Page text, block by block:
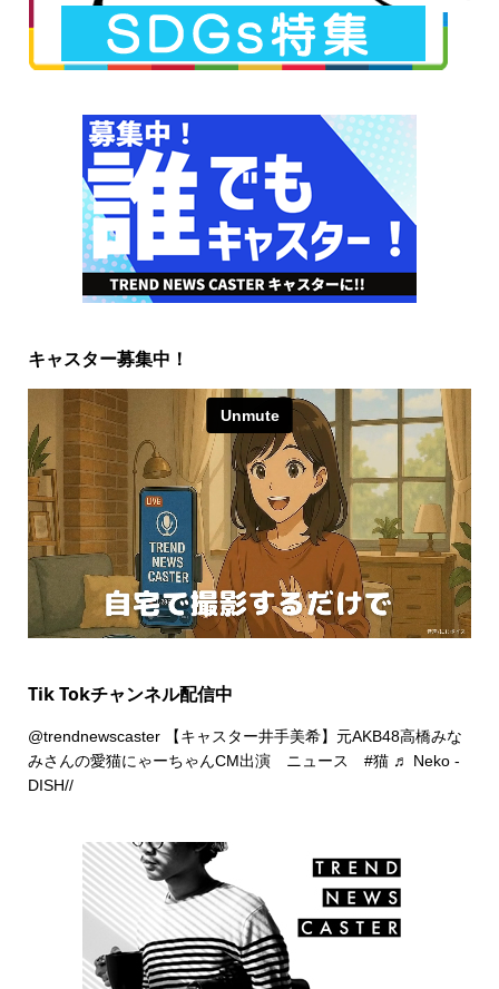
キャスター募集中！
Tik Tokチャンネル配信中
@trendnewscaster【キャスター井手美希】元AKB48高橋みな
みさんの愛猫にゃーちゃんCM出演 ニュース #猫 ♬ Neko -
DISH//